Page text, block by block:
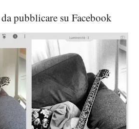
pubblicare su Facebook